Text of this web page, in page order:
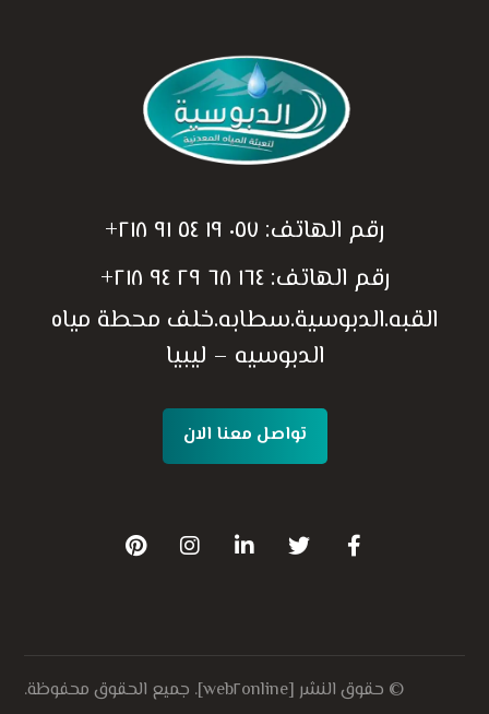
رقم الهاتف: ٠٥٧ ١٩ ٥٤ ٩١ ٢١٨+
رقم الهاتف:١٦٤ ٦٨ ٢٩ ٩٤ ٢١٨+
القبه.الدبوسية.سطابه.خلف محطة مياه
الدبوسيه – ليبيا
تواصل معنا الان
© حقوق النشر [web٢online]. جميع الحقوق محفوظة.